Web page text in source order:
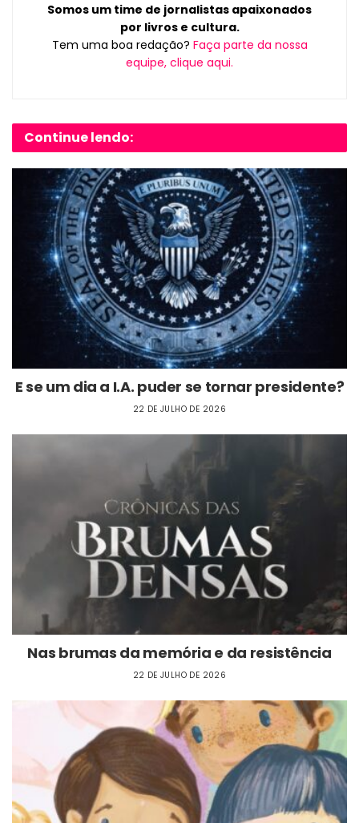
Somos um time de jornalistas apaixonados
por livros e cultura.
Tem uma boa redação? Faça parte da nossa
equipe, clique aqui.
Continue lendo:
E se um dia a I.A. puder se tornar presidente?
22 DE JULHO DE 2026
Nas brumas da memória e da resistência
22 DE JULHO DE 2026